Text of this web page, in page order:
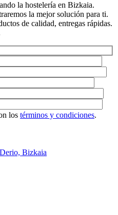
la hostelería en Bizkaia.
la mejor solución para ti.
de calidad, entregas rápidas.
los términos y condiciones.
Bizkaia